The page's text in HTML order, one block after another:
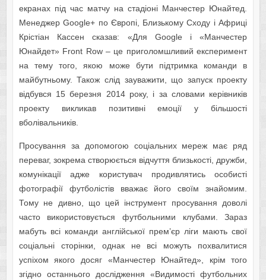
екранах під час матчу на стадіоні Манчестер Юнайтед.
Менеджер Google+ по Європі, Близькому Сходу і Африці
Крістіан Кассен сказав: «Для Google і «Манчестер
Юнайдет» Front Row – це приголомшливий експеримент
на тему того, якою може бути підтримка команди в
майбутньому. Також слід зауважити, що запуск проекту
відбувся 15 березня 2014 року, і за словами керівників
проекту викликав позитивні емоції у більшості
вболівальників.
Просування за допомогою соціальних мереж має ряд
переваг, зокрема створюється відчуття близькості, дружби,
комунікації адже користувач продивлятись особисті
фотографії футболістів вважає його своїм знайомим.
Тому не дивно, що цей інструмент просування доволі
часто використовується футбольними клубами. Зараз
мабуть всі команди англійської прем’єр ліги мають свої
соціальні сторінки, однак не всі можуть похвалитися
успіхом якого досяг «Манчестер Юнайтед», крім того
згідно останнього дослідження «Видимості футбольних